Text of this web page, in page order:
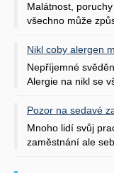
Malátnost,
všechno může
Nikl coby alergen
Nepříjemné
Alergie na nikl se
Pozor na sedavé
Mnoho lidí svůj
zaměstnání ale